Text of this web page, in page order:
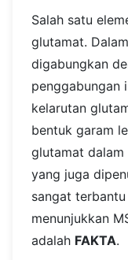
Salah satu
glutamat.
digabungkan
penggabungan
kelarutan
bentuk garam
glutamat dalam
yang juga
sangat
menunjukkan
adalah FAKTA.